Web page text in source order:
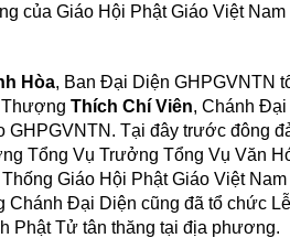
của Giáo Hội Phật Giáo Việt
Hòa, Ban Đại Diện GHPGVNTN
ThượngThích Chí Viên, Chánh
GHPGVNTN. Tại đây trước đông
Tổng Vụ Trưởng Tổng Vụ Văn
Giáo Hội Phật Giáo Việt
Chánh Đại Diện cũng đã tổ chức
Phật Tử tân thăng tại địa phương.